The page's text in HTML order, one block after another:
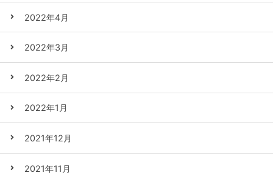
2022年4月
2022年3月
2022年2月
2022年1月
2021年12月
2021年11月